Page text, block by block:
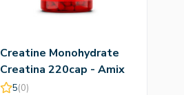
Creatine Monohydrate
Creatina 220cap - Amix
5(0)